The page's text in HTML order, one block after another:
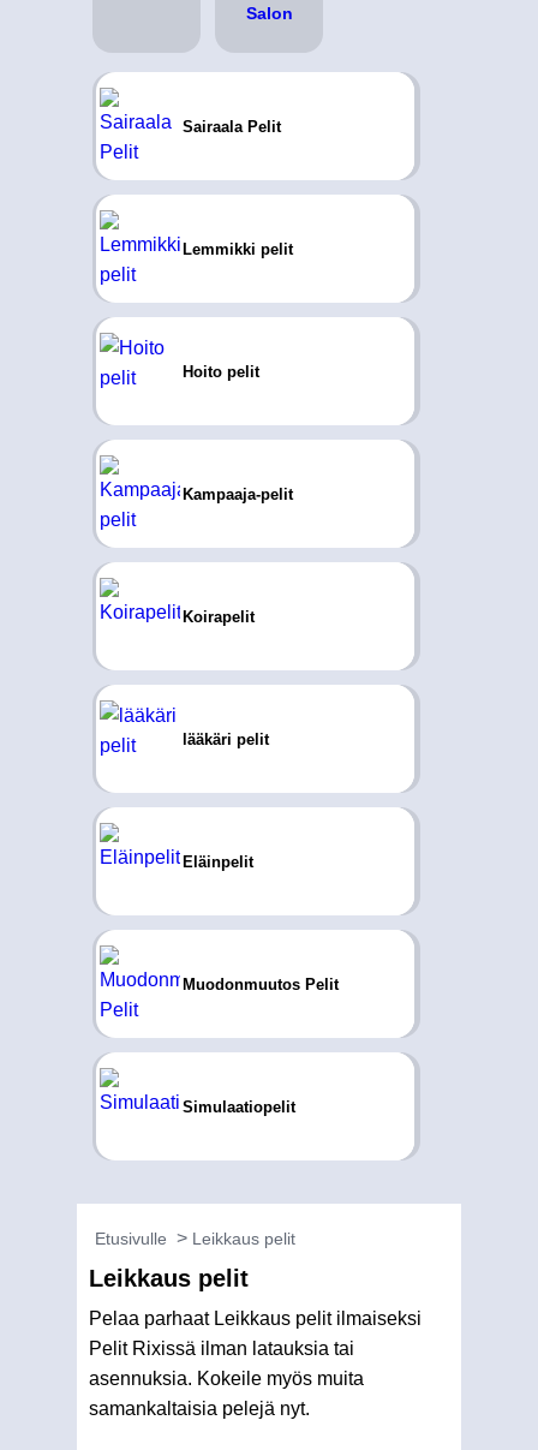
Sairaala Pelit
Lemmikki pelit
Hoito pelit
Kampaaja-pelit
Koirapelit
lääkäri pelit
Eläinpelit
Muodonmuutos Pelit
Simulaatiopelit
Etusivulle Leikkaus pelit
Leikkaus pelit
Pelaa parhaat Leikkaus pelit ilmaiseksi
Pelit Rixissä ilman latauksia tai
asennuksia. Kokeile myös muita
samankaltaisia pelejä nyt.